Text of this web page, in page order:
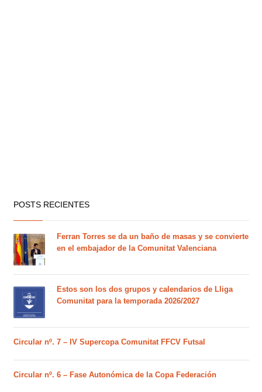
POSTS RECIENTES
Ferran Torres se da un baño de masas y se convierte
en el embajador de la Comunitat Valenciana
Estos son los dos grupos y calendarios de Lliga
Comunitat para la temporada 2026/2027
Circular nº. 7 – IV Supercopa Comunitat FFCV Futsal
Circular nº. 6 – Fase Autonómica de la Copa Federación